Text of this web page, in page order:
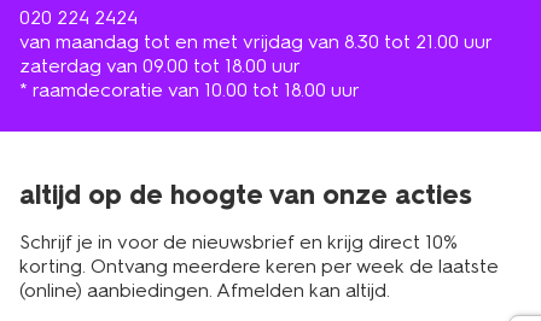
020 224 2424
van maandag tot en met vrijdag van 8.30 tot 21.00 uur
zaterdag van 09.00 tot 18.00 uur
* raamdecoratie van 10.00 tot 18.00 uur
altijd op de hoogte van onze acties
Schrijf je in voor de nieuwsbrief en krijg direct 10%
korting. Ontvang meerdere keren per week de laatste
(online) aanbiedingen. Afmelden kan altijd.